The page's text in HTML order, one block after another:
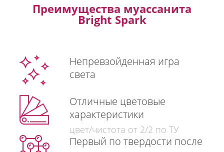
Преимущества муассанита
Bright Spark
Непревзойденная игра
света
Отличные цветовые
характеристики
цвет/чистота от 2/2 по ТУ
Первый по твердости после